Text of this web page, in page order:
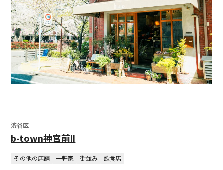
渋谷区
b-town神宮前Ⅱ
その他の店舗 一軒家 街並み 飲食店